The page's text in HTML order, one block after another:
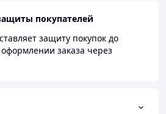
покупателей
защиту покупок до
заказа через